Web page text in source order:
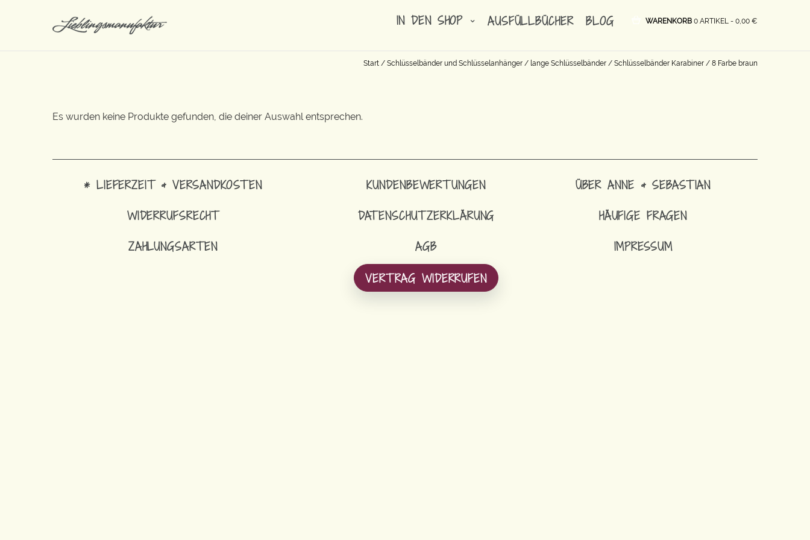
IN DEN SHOP AUSFÜLLBÜCHER BLOG WARENKORB 0 ARTIKEL - 0,00 €
Start / Schlüsselbänder und Schlüsselanhänger / lange Schlüsselbänder / Schlüsselbänder Karabiner / 8 Farbe braun
Es wurden keine Produkte gefunden, die deiner Auswahl entsprechen.
* LIEFERZEIT & VERSANDKOSTEN
WIDERRUFSRECHT
ZAHLUNGSARTEN
KUNDENBEWERTUNGEN
DATENSCHUTZERKLÄRUNG
AGB
VERTRAG WIDERRUFEN
ÜBER ANNE & SEBASTIAN
HÄUFIGE FRAGEN
IMPRESSUM